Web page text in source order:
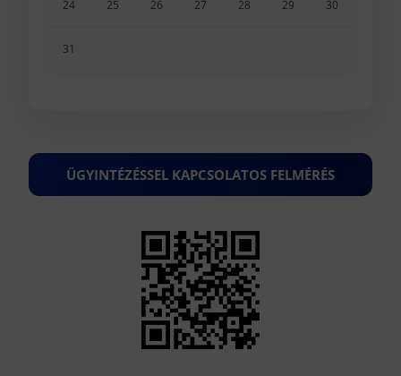
24 25 26 27 28 29 30
31
ÜGYINTÉZÉSSEL KAPCSOLATOS FELMÉRÉS